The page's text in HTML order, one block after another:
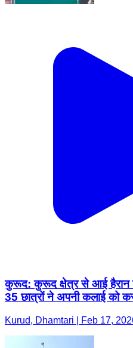
कुरूद: कुरूद क्षेत्र से आई
35 छात्रों ने अपनी कलाई को
Kurud, Dhamtari | Feb 17,